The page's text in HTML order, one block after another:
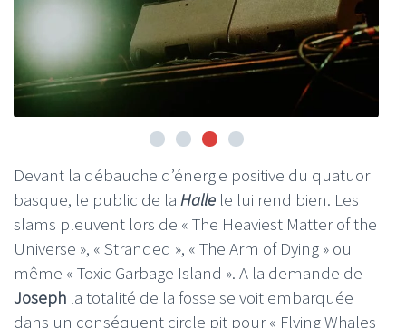
Devant la débauche d’énergie positive du quatuor
basque, le public de la Halle le lui rend bien. Les
slams pleuvent lors de « The Heaviest Matter of the
Universe », « Stranded », « The Arm of Dying » ou
même « Toxic Garbage Island ». A la demande de
Joseph la totalité de la fosse se voit embarquée
dans un conséquent circle pit pour « Flying Whales